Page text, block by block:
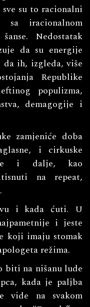
su to racionalni
iracionalnom
Nedostatak
da su energije
ih, izgleda, više
Republike
populizma,
demagogije i
zamjeniće doba
i cirkuske
i dalje, kao
na repeat,
i kada ćuti. U
i jeste
koji imaju stomak
režima.
biti na nišanu lude
kada je paljba
vide na svakom